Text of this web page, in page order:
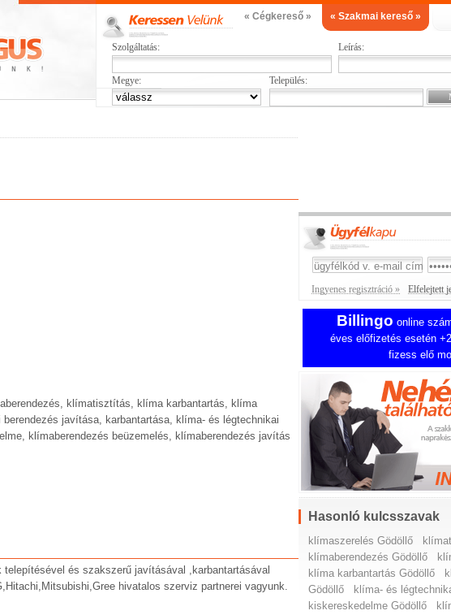
« Cégkereső » « Szakmai kereső »
Szolgáltatás: Leírás:
Megye: Település:
klímatisztítás, klíma karbantartás, klíma
javítása, karbantartása, klíma- és légtechnikai
klímaberendezés beüzemelés, klímaberendezés javítás
és szakszerű javításával ,karbantartásával
hivatalos szerviz partnerei vagyunk.
Ingyenes regisztráció » Elfelejtett
Billingo online
éves előfizetés esetén
fizess elő
Hasonló kulcsszavak
klímaszerelés Gödöllő
klímaberendezés Gödöllő
klíma karbantartás Gödöllő
Gödöllő
klíma- és
kiskereskedelme Gödöllő